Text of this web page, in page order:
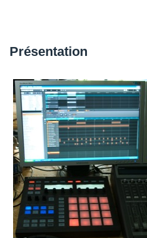
Présen­ta­tion